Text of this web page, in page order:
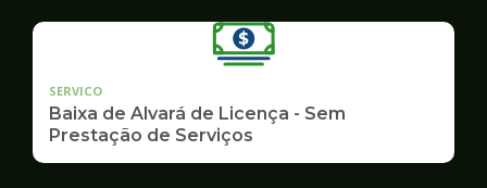
SERVICO
Baixa de Alvará de Licença - Sem
Prestação de Serviços